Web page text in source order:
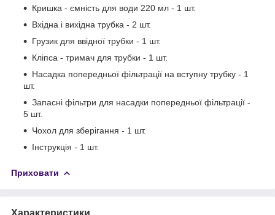
Кришка - ємність для води 220 мл - 1 шт.
Вхідна і вихідна трубка - 2 шт.
Грузик для ввідної трубки - 1 шт.
Кліпса - тримач для трубки - 1 шт.
Насадка попередньої фільтрації на вступну трубку - 1
шт.
Запасні фільтри для насадки попередньої фільтрації -
5 шт.
Чохол для зберігання - 1 шт.
Інструкція - 1 шт.
Приховати
Характеристики